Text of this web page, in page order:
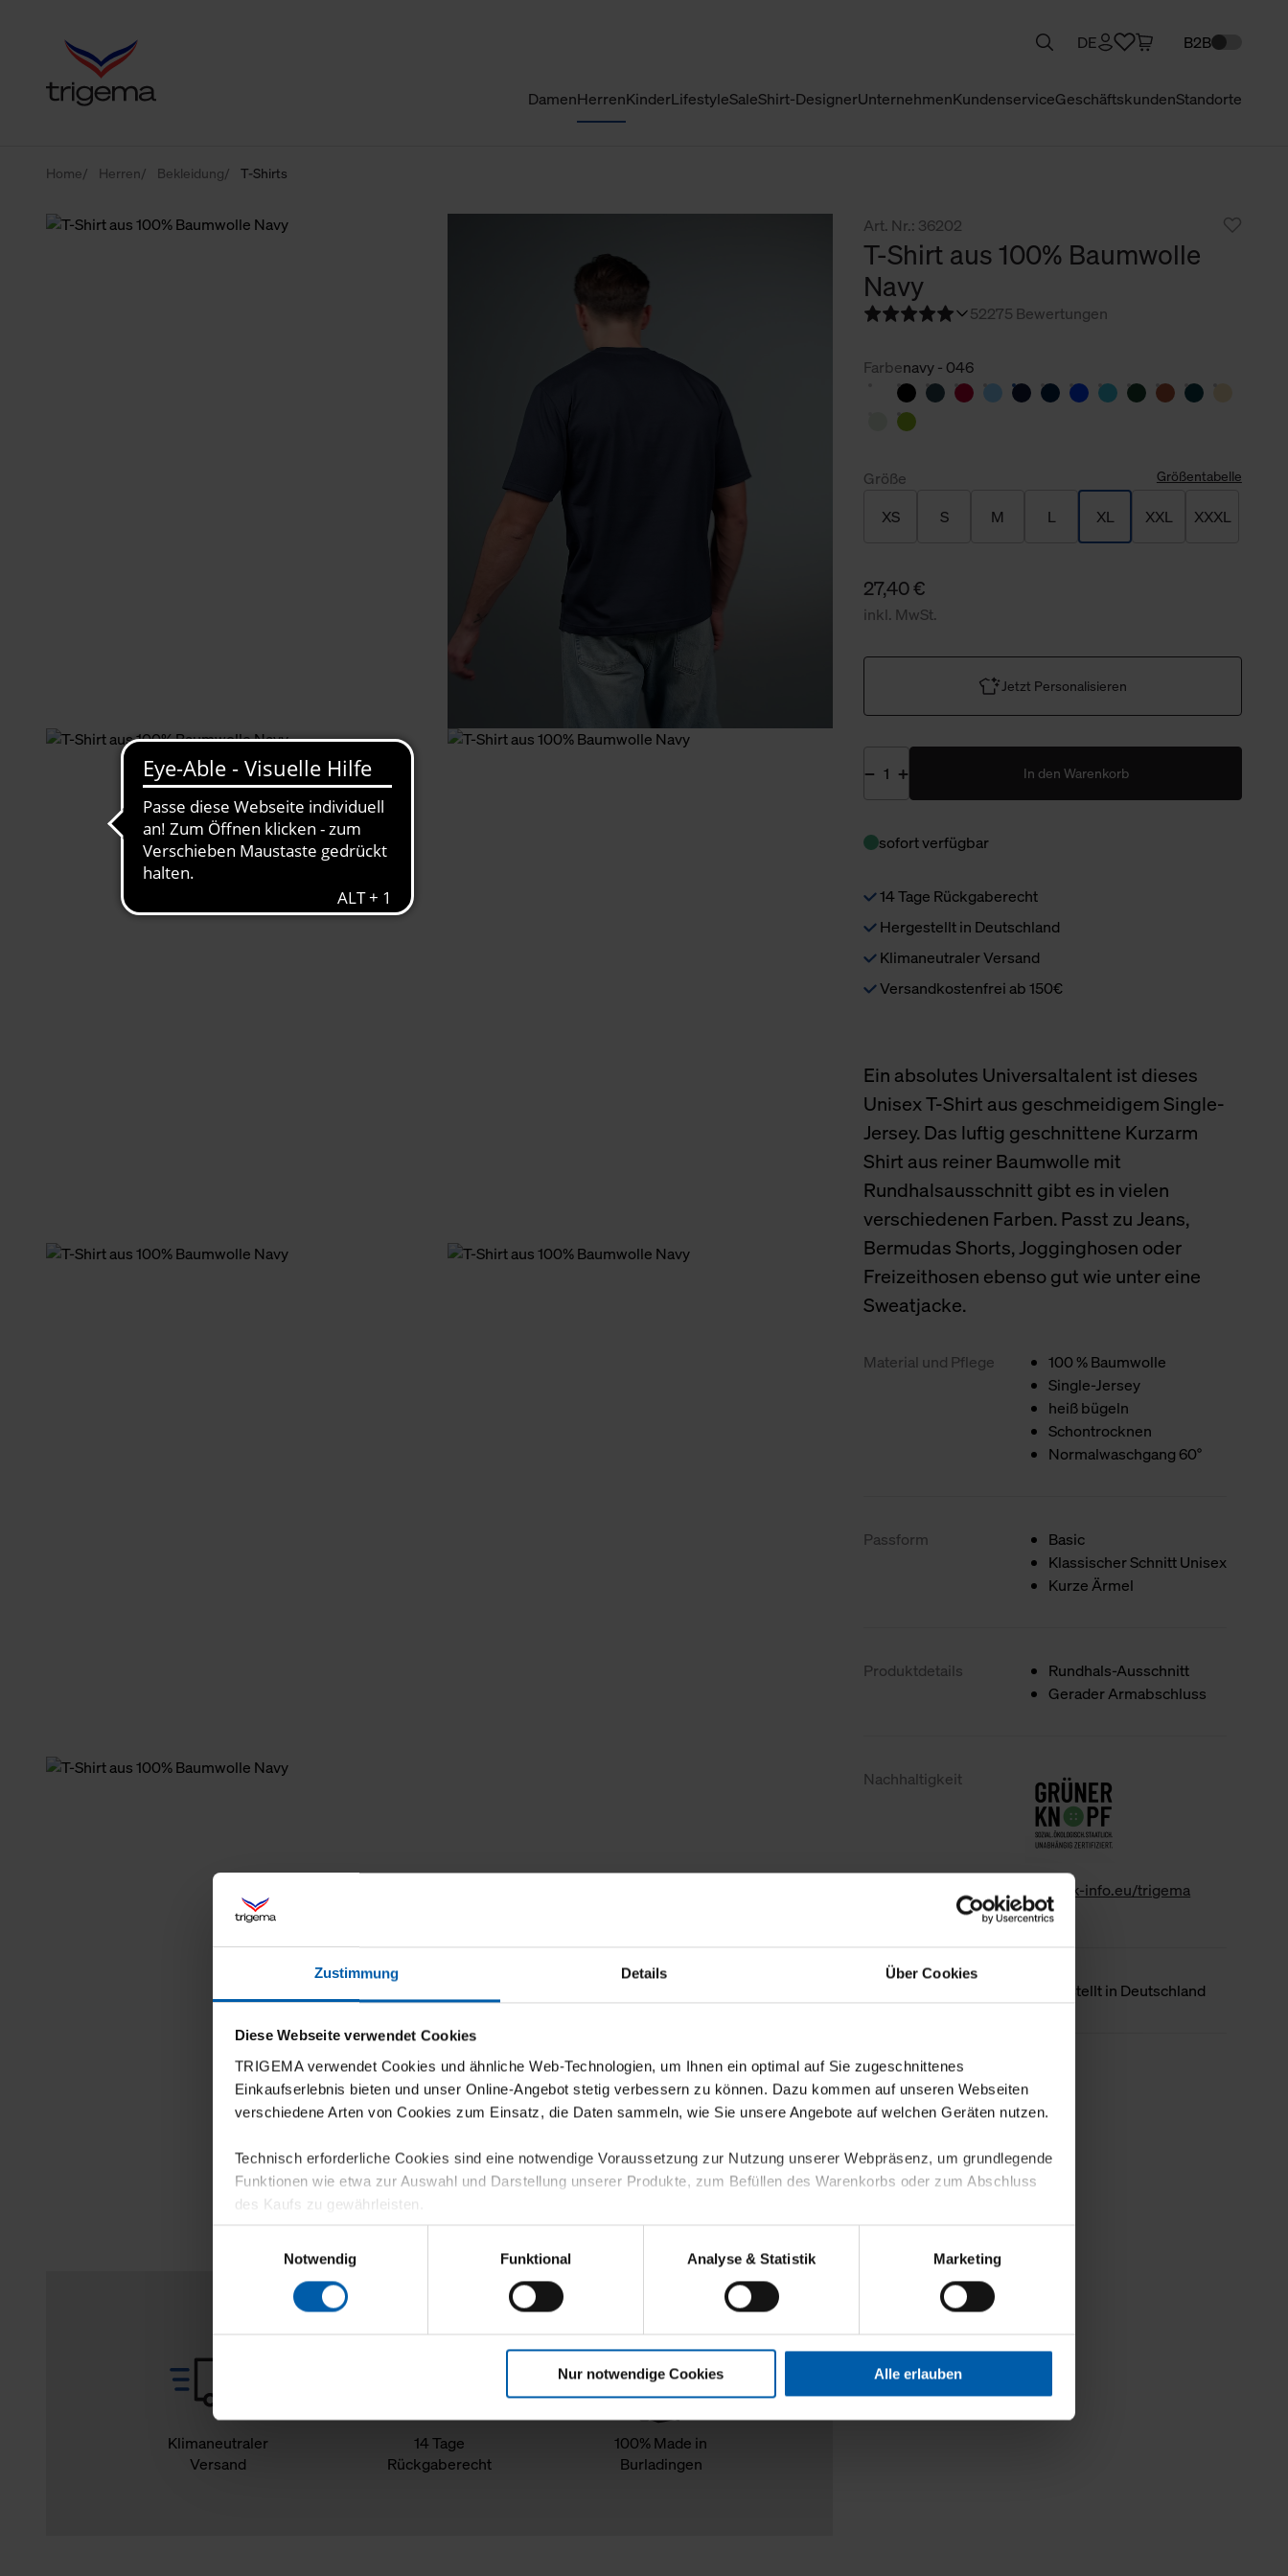
Zustimmung Details Über Cookies
Diese Webseite verwendet Cookies
TRIGEMA verwendet Cookies und ähnliche Web-Technologien, um Ihnen ein optimal auf Sie zugeschnittenes
Einkaufserlebnis bieten und unser Online-Angebot stetig verbessern zu können. Dazu kommen auf unseren Webseiten
verschiedene Arten von Cookies zum Einsatz, die Daten sammeln, wie Sie unsere Angebote auf welchen Geräten nutzen.
Technisch erforderliche Cookies sind eine notwendige Voraussetzung zur Nutzung unserer Webpräsenz, um grundlegende
Funktionen wie etwa zur Auswahl und Darstellung unserer Produkte, zum Befüllen des Warenkorbs oder zum Abschluss
des Kaufs zu gewährleisten.
Für die Darstellung personalisierter Angebote, Anzeigen und Inhalte aufgrund Ihres Nutzerverhaltens und Ihres Profils
sowie für Marketing-, Statistik- und Tracking-Zwecke zur Analyse und Optimierung unserer Webpräsenz speichern wir
personenbezogene Informationen. Diese übermitteln wir in anonymisierter Form an Dritte wie etwa unsere
Klicken Sie auf "Alle erlauben", damit wir alle Cookies und Web-Technologien für Ihr personalisiertes Einkaufserlebnis
verwenden dürfen. Über die jeweiligen Schaltflächen können Sie die Arten der Cookies selbst festlegen, die Sie erlauben
Notwendig
Funktional Analyse & Statistik Marketing
Nur notwendige Cookies Alle erlauben
DamenHerrenKinderLifestyleSaleShirt-DesignerUnternehmenKundenserviceGeschäftskundenStandorte
DE B2B
Home Herren Bekleidung T-Shirts
Klimaneutraler
Versand
14 Tage
Rückgaberecht
100% Made in
Burladingen
Art. Nr.: 36202
T-Shirt aus 100% Baumwolle
Navy
52275 Bewertungen
Farbenavy - 046
Größe Größentabelle
XS S M L XL XXL XXXL
27,40 €
inkl. MwSt.
Jetzt Personalisieren
In den Warenkorb
sofort verfügbar
14 Tage Rückgaberecht
Hergestellt in Deutschland
Klimaneutraler Versand
Versandkostenfrei ab 150€
Ein absolutes Universaltalent ist dieses
Unisex T-Shirt aus geschmeidigem Single-
Jersey. Das luftig geschnittene Kurzarm
Shirt aus reiner Baumwolle mit
Rundhalsausschnitt gibt es in vielen
verschiedenen Farben. Passt zu Jeans,
Bermudas Shorts, Jogginghosen oder
Freizeithosen ebenso gut wie unter eine
Sweatjacke.
Material und Pflege
100 % Baumwolle
Single-Jersey
heiß bügeln
Schontrocknen
Normalwaschgang 60°
Passform
Basic
Klassischer Schnitt Unisex
Kurze Ärmel
Produktdetails
Rundhals-Ausschnitt
Gerader Armabschluss
Nachhaltigkeit
www.gk-info.eu/trigema
Hergestellt in Deutschland
Weniger Details